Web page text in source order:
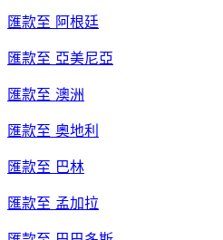
匯款至 阿根廷
匯款至 亞美尼亞
匯款至 澳洲
匯款至 奧地利
匯款至 巴林
匯款至 孟加拉